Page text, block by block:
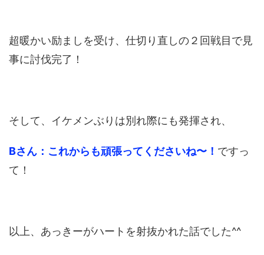
超暖かい励ましを受け、仕切り直しの２回戦目で見
事に討伐完了！
そして、イケメンぶりは別れ際にも発揮され、
Bさん：これからも頑張ってくださいね〜！ ですっ
て！
以上、あっきーがハートを射抜かれた話でした^^